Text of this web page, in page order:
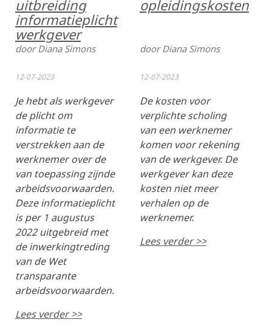
uitbreiding
informatieplicht
werkgever
door Diana Simons
12-07-2023
Je hebt als werkgever
de plicht om
informatie te
verstrekken aan de
werknemer over de
van toepassing zijnde
arbeidsvoorwaarden.
Deze informatieplicht
is per 1 augustus
2022 uitgebreid met
de inwerkingtreding
van de Wet
transparante
arbeidsvoorwaarden.
Lees verder >>
opleidingskosten
door Diana Simons
12-07-2023
De kosten voor
verplichte scholing
van een werknemer
komen voor rekening
van de werkgever. De
werkgever kan deze
kosten niet meer
verhalen op de
werknemer.
Lees verder >>